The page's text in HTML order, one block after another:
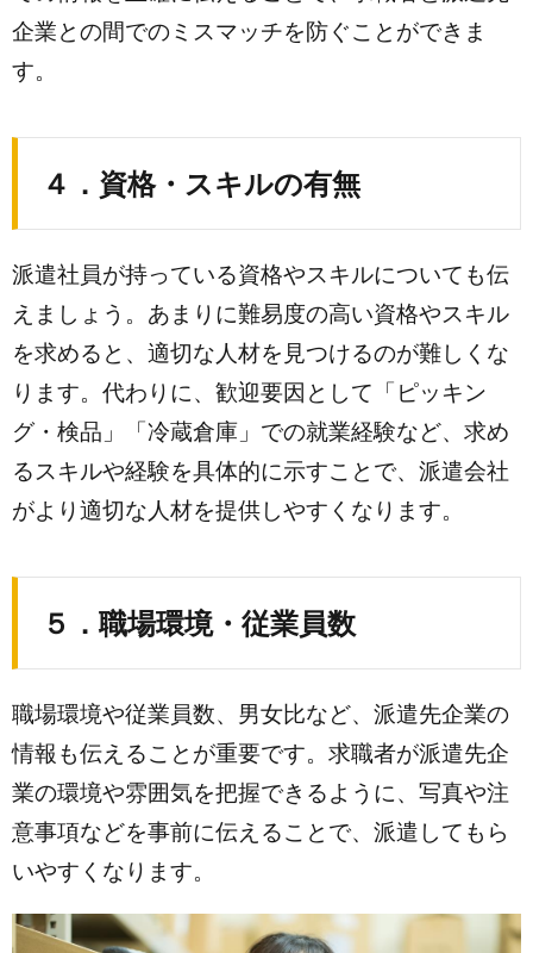
企業との間でのミスマッチを防ぐことができま
す。
４．資格・スキルの有無
派遣社員が持っている資格やスキルについても伝
えましょう。あまりに難易度の高い資格やスキル
を求めると、適切な人材を見つけるのが難しくな
ります。代わりに、歓迎要因として「ピッキン
グ・検品」「冷蔵倉庫」での就業経験など、求め
るスキルや経験を具体的に示すことで、派遣会社
がより適切な人材を提供しやすくなります。
５．職場環境・従業員数
職場環境や従業員数、男女比など、派遣先企業の
情報も伝えることが重要です。求職者が派遣先企
業の環境や雰囲気を把握できるように、写真や注
意事項などを事前に伝えることで、派遣してもら
いやすくなります。